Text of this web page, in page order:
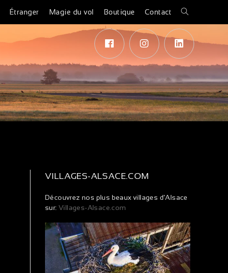
Étranger Magie du vol Boutique Contact
VILLAGES-ALSACE.COM
Découvrez nos plus beaux villages d'Alsace
sur: Villages-Alsace.com